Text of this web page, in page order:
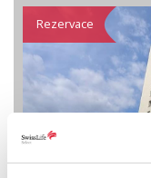
SLUŽBY
KARIÉRA
KONTAKT
Rezervace